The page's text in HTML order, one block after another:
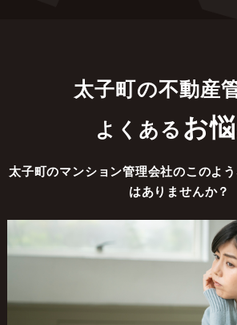
太子町の不動産
よくある お
太子町のマンション管理会社のこのよ
はありませんか？